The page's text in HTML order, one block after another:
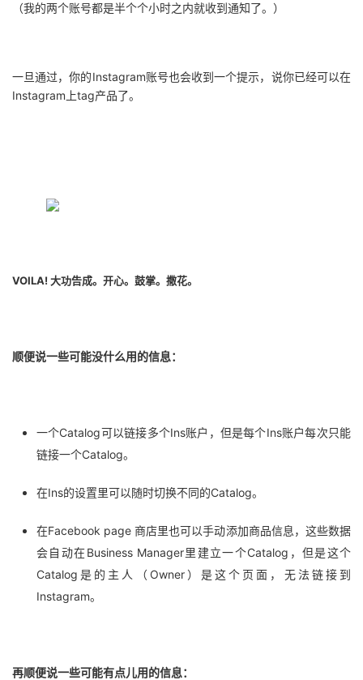
（我的两个账号都是半个个小时之内就收到通知了。）
一旦通过，你的Instagram账号也会收到一个提示，说你已经可以在
Instagram上tag产品了。
VOILA! 大功告成。开心。鼓掌。撒花。
顺便说一些可能没什么用的信息：
一个Catalog可以链接多个Ins账户，但是每个Ins账户每次只能
链接一个Catalog。
在Ins的设置里可以随时切换不同的Catalog。
在Facebook page 商店里也可以手动添加商品信息，这些数据
会自动在Business Manager里建立一个Catalog，但是这个
Catalog是的主人（Owner）是这个页面，无法链接到
Instagram。
再顺便说一些可能有点儿用的信息：